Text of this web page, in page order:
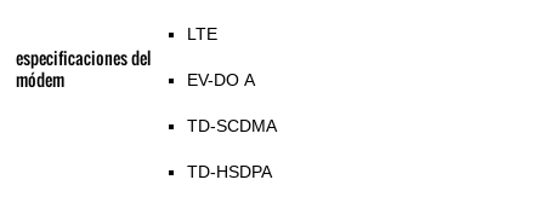
especificaciones del
módem
LTE
EV-DO A
TD-SCDMA
TD-HSDPA